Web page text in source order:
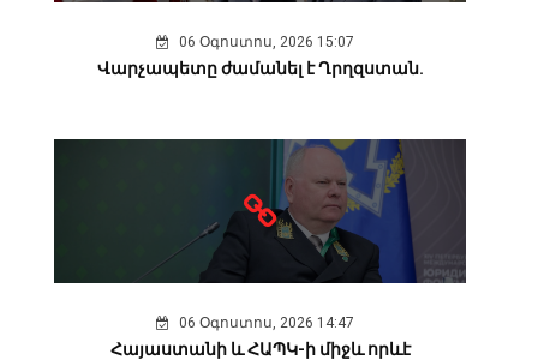
06 Օգոստոս, 2026 15:07
Վարչապետը ժամանել է Ղրղզստան.
06 Օգոստոս, 2026 14:47
Հայաստանի և ՀԱՊԿ-ի միջև որևէ